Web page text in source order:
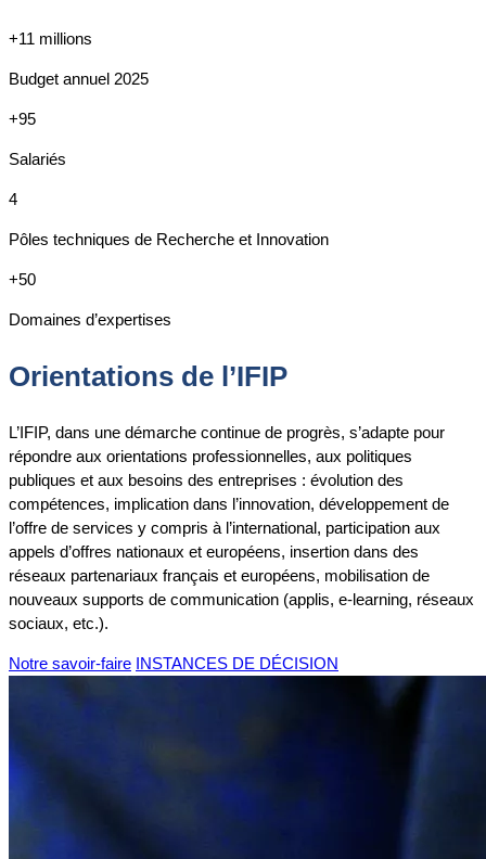
+11 millions
Budget annuel 2025
+95
Salariés
4
Pôles techniques de Recherche et Innovation
+50
Domaines d’expertises
Orientations de l’IFIP
L’IFIP, dans une démarche continue de progrès, s’adapte pour
répondre aux orientations professionnelles, aux politiques
publiques et aux besoins des entreprises : évolution des
compétences, implication dans l’innovation, développement de
l’offre de services y compris à l’international, participation aux
appels d’offres nationaux et européens, insertion dans des
réseaux partenariaux français et européens, mobilisation de
nouveaux supports de communication (applis, e-learning, réseaux
sociaux, etc.).
Notre savoir-faire INSTANCES DE DÉCISION